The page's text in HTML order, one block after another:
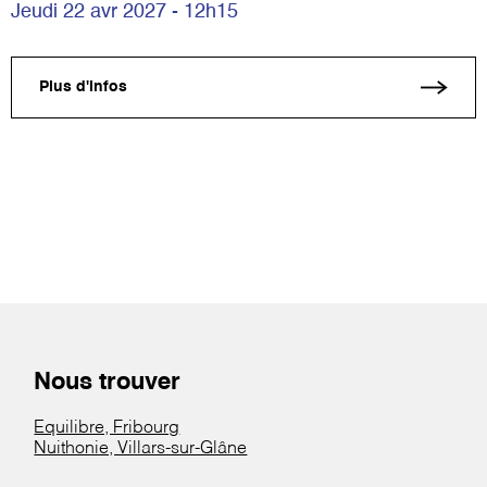
Jeudi 22 avr 2027 - 12h15
Plus d'infos
Nous trouver
Equilibre, Fribourg
Nuithonie, Villars-sur-Glâne